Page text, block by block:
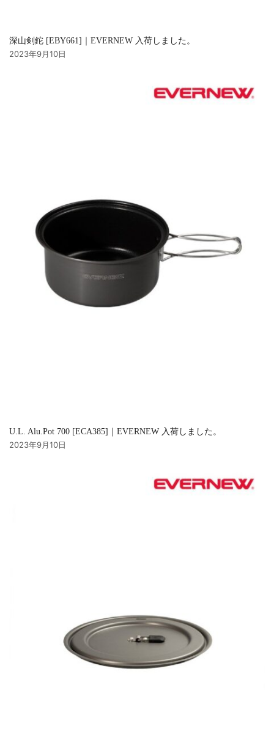
深山剣鉈 [EBY661]｜EVERNEW 入荷しました。
2023年9月10日
U.L. Alu.Pot 700 [ECA385]｜EVERNEW 入荷しました。
2023年9月10日